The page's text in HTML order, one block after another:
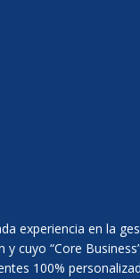
experiencia en la
cuyo “Core
100%